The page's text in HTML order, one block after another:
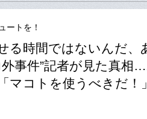
ートを！
る時間ではないんだ
外事件”記者が見た真相
マコトを使うべきだ！」